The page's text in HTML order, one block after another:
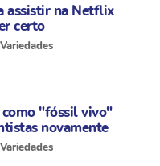
assistir na Netflix
certo
Variedades
"fóssil vivo"
novamente
Variedades